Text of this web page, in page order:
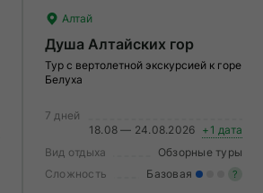
Алтай
Душа Алтайских гор
Тур с вертолетной экскурсией к горе
Белуха
7 дней
18.08 — 24.08.2026 +1 дата
Вид отдыха
Обзорные туры
Сложность
Базовая ?